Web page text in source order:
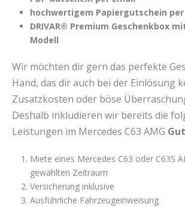
hochwertigem Papiergutschein
DRIVAR® Premium Geschenkbox
Modell
Wir möchten dir gern das perfekte
Hand, das dir auch bei der Einlösung
Zusatzkosten oder böse
Deshalb inkludieren wir bereits die
Leistungen im Mercedes C63 AMG
Miete eines Mercedes C63 oder C63S
gewählten Zeitraum
Versicherung inklusive
Ausführliche Fahrzeugeinweisung